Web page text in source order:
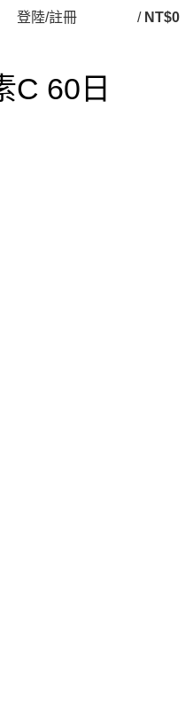
登陸/註冊 / NT$0
C 60日